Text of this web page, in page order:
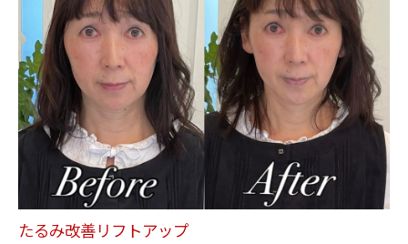
たるみ改善リフトアップ